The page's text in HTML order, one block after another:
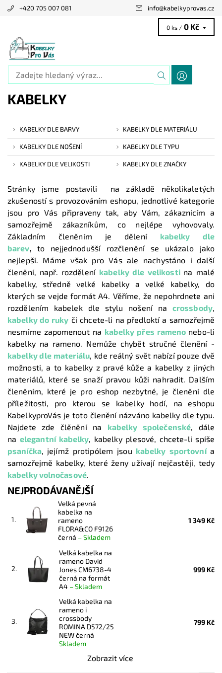
+420 705 007 081 info@kabelkyprovas.cz
0 ks / 0 Kč
KABELKY
KABELKY DLE BARVY KABELKY DLE MATERIÁLU
KABELKY DLE NOŠENÍ KABELKY DLE TYPU
KABELKY DLE VELIKOSTI KABELKY DLE ZNAČKY
Stránky jsme postavili na základě několikaletých
zkušeností s provozováním eshopu, jednotlivé kategorie
jsou pro Vás připraveny tak, aby Vám, zákaznicím a
samozřejmě zákazníkům, co nejlépe vyhovovaly.
Základním členěním je dělení kabelky dle
barev, to nejjednodušší rozčlenění se ukázalo jako
nejlepší. Máme však pro Vás ale nachystáno i další
členění, např. rozdělení kabelky dle velikosti na malé
kabelky, středně velké kabelky a velké kabelky, do
kterých se vejde formát A4. Věříme, že nepohrdnete ani
rozdělením kabelek dle stylu nošení na crossbody,
kabelky do ruky či chcete-li na předloktí a samozřejmě
nesmíme zapomenout na kabelky přes rameno nebo-li
kabelky na rameno. Nemůže chybět stručné členění -
kabelky dle materiálu, kde reálný svět nabízí pouze dvě
možnosti, a to kabelky z pravé kůže a kabelky z jiných
materiálů, které se snaží pravou kůži nahradit. Dalším
členěním, které je pro eshop nezbytné, je členění dle
příležitosti, pro kterou se kabelky hodí, na eshopu
KabelkyproVás je toto členění názváno kabelky dle typu.
Najdete zde člěnění na kabelky společenské, dále
na elegantní kabelky, kabelky plesové, chcete-li spíše
psaníčka, jejímž protipólem jsou kabelky sportovní a
samozřejmě kabelky, které ženy užívají nejčastěji, tedy
kabelky volnočasové.
NEJPRODÁVANĚJŠÍ
1.
Velká pevná
kabelka na
rameno
FLORA&CO F9126
černá –Skladem
1 349 Kč
2.
Velká kabelka na
rameno David
Jones CM6738-4
černá na formát
A4 –Skladem
999 Kč
3.
Velká kabelka na
rameno i
crossbody
ROMINA D572/25
NEW černá –
Skladem
799 Kč
Zobrazit více